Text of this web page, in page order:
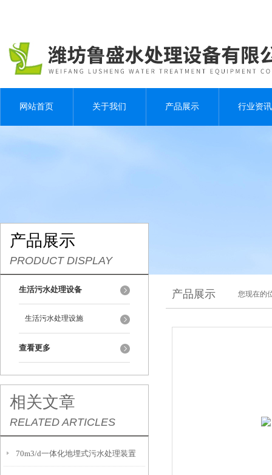
网站首页 关于我们 产品展示 行业资讯
产品展示
PRODUCT DISPLAY
生活污水处理设备
生活污水处理设施
查看更多
相关文章
RELATED ARTICLES
70m3/d一体化地埋式污水处理装置
产品展示 您现在的